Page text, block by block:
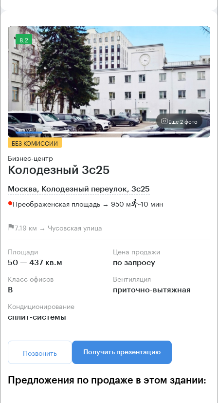
8.2
Еще 2 фото
БЕЗ КОМИССИИ
Бизнес-центр
Колодезный 3с25
Москва, Колодезный переулок, 3с25
Преображенская площадь → 950 м ~10 мин
7.19 км → Чусовская улица
Площади
50 — 437 кв.м
Цена продажи
по запросу
Класс офисов
B
Вентиляция
приточно-вытяжная
Кондиционирование
сплит-системы
Позвонить Получить презентацию
Предложения по продаже в этом здании: